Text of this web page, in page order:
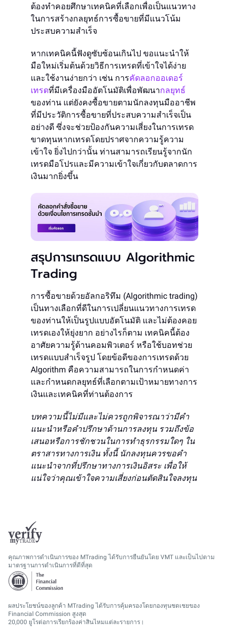
ต้องทำคอยศึกษาเทคนิคที่เลือกเพื่อเป็นแนวทาง
ในการสร้างกลยุทธ์การซื้อขายที่มีแนวโน้ม
ประสบความสำเร็จ
หากเทคนิคนี้ฟังดูซับซ้อนเกินไป ขอแนะนำให้
มือใหม่เริ่มต้นด้วยวิธีการเทรดที่เข้าใจได้ง่าย
และใช้งานง่ายกว่า เช่น การคัดลอกออเดอร์
เทรดที่มีเครื่องมืออัตโนมัติเพื่อพัฒนากลยุทธ์
ของท่าน แต่ยังคงซื้อขายตามนักลงทุนมืออาชีพ
ที่มีประวัติการซื้อขายที่ประสบความสำเร็จเป็น
อย่างดี ซึ่งจะช่วยป้องกันความเสี่ยงในการเทรด
ขาดทุนหากเทรดโดยปราศจากความรู้ความ
เข้าใจ ยิ่งไปกว่านั้น ท่านสามารถเรียนรู้จากนัก
เทรดมือโปรและมีความเข้าใจเกี่ยวกับตลาดการ
เงินมากยิ่งขึ้น
สรุปการเทรดแบบ Algorithmic
Trading
การซื้อขายด้วยอัลกอริทึม (Algorithmic trading)
เป็นทางเลือกที่ดีในการเปลี่ยนแนวทางการเทรด
ของท่านให้เป็นรูปแบบอัตโนมัติ และไม่ต้องคอย
เทรดเองให้ยุ่งยาก อย่างไรก็ตาม เทคนิคนี้ต้อง
อาศัยความรู้ด้านคอมพิวเตอร์ หรือใช้บอทช่วย
เทรดแบบสำเร็จรูป โดยข้อดีของการเทรดด้วย
Algorithm คือความสามารถในการกำหนดค่า
และกำหนดกลยุทธ์ที่เลือกตามเป้าหมายทางการ
เงินและเทคนิคที่ท่านต้องการ
บทความนี้ไม่มีและไม่ควรถูกพิจารณาว่ามีคำ
แนะนำหรือคำปรึกษาด้านการลงทุน รวมถึงข้อ
เสนอหรือการชักชวนในการทำธุรกรรมใดๆ ใน
ตราสารทางการเงิน ทั้งนี้ นักลงทุนควรขอคำ
แนะนำจากที่ปรึกษาทางการเงินอิสระ เพื่อให้
แน่ใจว่าคุณเข้าใจความเสี่ยงก่อนตัดสินใจลงทุน
คุณภาพการดำเนินการของ MTrading ได้รับการยืนยันโดย VMT และเป็นไปตาม
มาตรฐานการดำเนินการที่ดีที่สุด
ผลประโยชน์ของลูกค้า MTrading ได้รับการคุ้มครองโดยกองทุนชดเชยของ
Financial Commission สูงสุด
20,000 ยูโรต่อการเรียกร้องค่าสินไหมแต่ละรายการ।